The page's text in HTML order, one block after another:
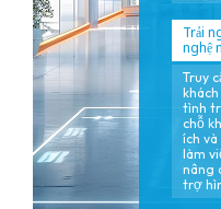
Trải
nghệ
Truy
tình
chỗ
ích
làm
nâng
trợ